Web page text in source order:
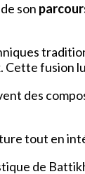
son
fusion
des
tout en
de